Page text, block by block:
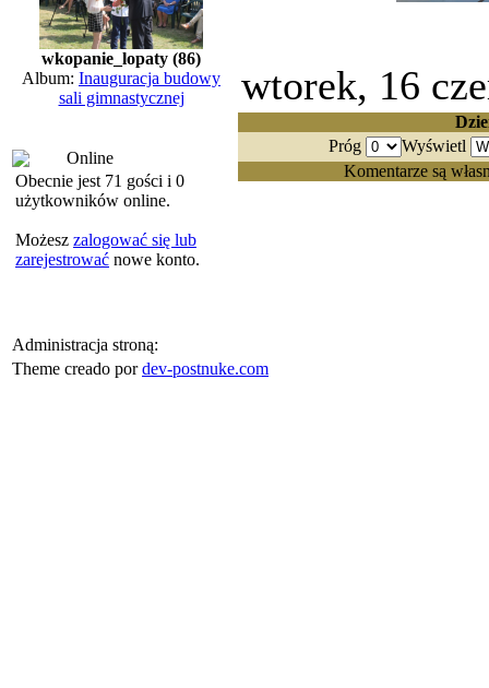
wkopanie_lopaty (86)
Album: Inauguracja budowy
sali gimnastycznej
Online
Obecnie jest 71 gości i 0
użytkowników online.
Możesz zalogować się lub
zarejestrować nowe konto.
wtorek, 16
Próg
Wyświetl
Komentarze są
Administracja stroną:
Theme creado pordev-postnuke.com